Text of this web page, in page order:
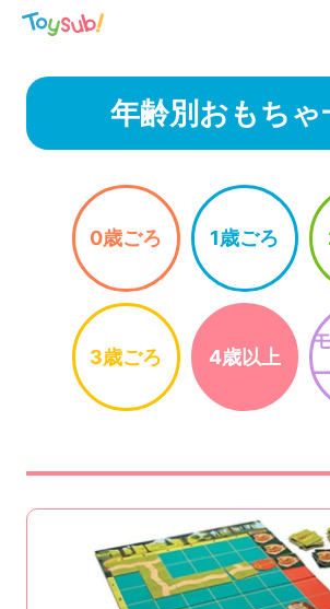
年齢別おもちゃ
0歳ごろ 1歳ごろ
3歳ごろ 4歳以上